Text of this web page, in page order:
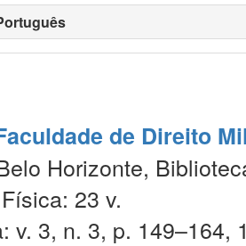
de Direito
Horizonte,
23 v.
v. 3, n. 3, p. 149–164,